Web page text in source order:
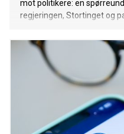
mot politikere: en
regjeringen, Stortinget og